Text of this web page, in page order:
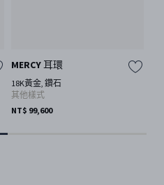
MERCY 耳環
18K黃金, 鑽石
其他樣式
NT$ 99,600